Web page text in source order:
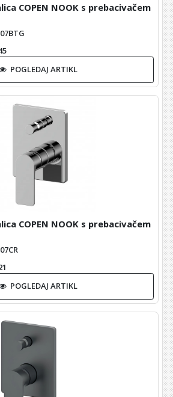
COPEN NOOK s prebacivačem
POGLEDAJ ARTIKL
COPEN NOOK s prebacivačem
POGLEDAJ ARTIKL